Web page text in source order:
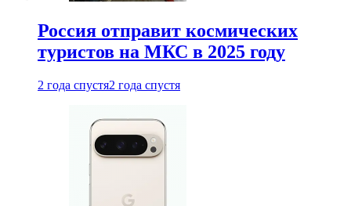
Россия отправит космических
туристов на МКС в 2025 году
2 года спустя2 года спустя